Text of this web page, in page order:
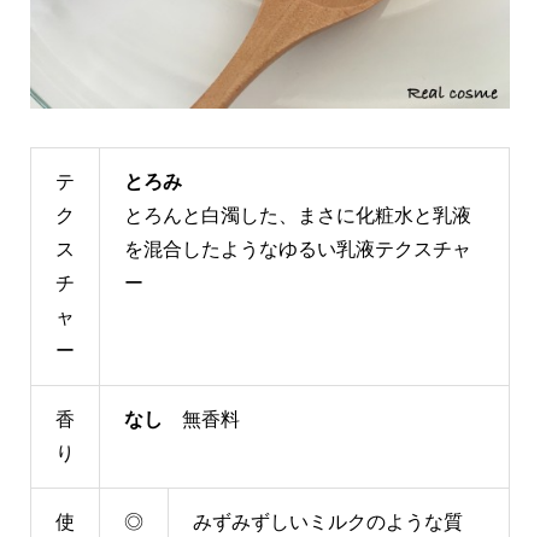
テ
ク
ス
チ
ャ
ー
とろみ
とろんと白濁した、まさに化粧水と乳液
を混合したようなゆるい乳液テクスチャ
ー
香
り
なし 無香料
使
◎
みずみずしいミルクのような質